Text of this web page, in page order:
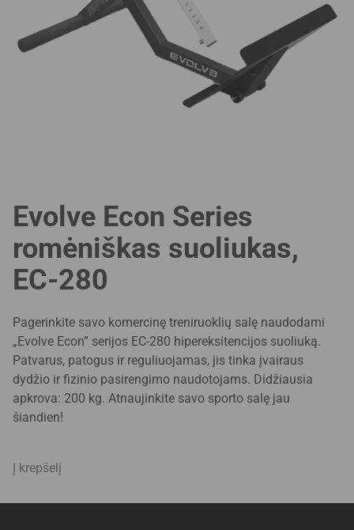
Evolve Econ Series
romėniškas suoliukas,
EC-280
Pagerinkite savo komercinę treniruoklių salę naudodami
„Evolve Econ” serijos EC-280 hipereksitencijos suoliuką.
Patvarus, patogus ir reguliuojamas, jis tinka įvairaus
dydžio ir fizinio pasirengimo naudotojams. Didžiausia
apkrova: 200 kg. Atnaujinkite savo sporto salę jau
šiandien!
Į krepšelį